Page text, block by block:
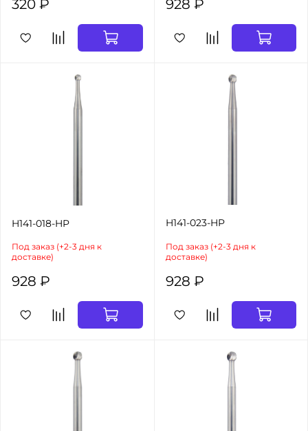
320 ₽ 928 ₽
H141-018-HP
Под заказ (+2-3 дня к
доставке)
928 ₽
H141-023-HP
Под заказ (+2-3 дня к
доставке)
928 ₽